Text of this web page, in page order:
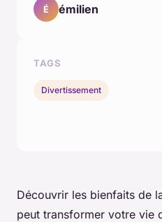
Découvrir les bienfaits de
peut transformer votre vie
É émilien
TAGS
Divertissement